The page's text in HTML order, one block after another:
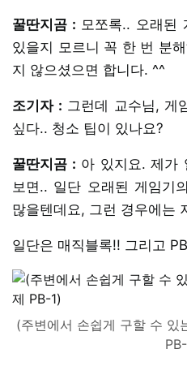
꿀딴지곰 : 모쪼록.. 오래된
있을지 모르니 꼭 한 번 분
지 않으셨으면 합니다. ^^
조기자 : 그런데 교수님, 게
싶다.. 청소 팁이 있나요?
꿀딴지곰 : 아 있지요. 제가
보면.. 일단 오래된 게임기
많을텐데요, 그런 경우에는
일단은 매직블록!! 그리고
(주변에서 손쉽게 구할 수 있